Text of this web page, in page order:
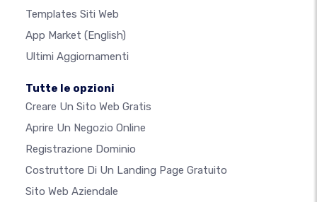
Templates Siti Web
App Market (English)
Ultimi Aggiornamenti
Tutte le opzioni
Creare Un Sito Web Gratis
Aprire Un Negozio Online
Registrazione Dominio
Costruttore Di Un Landing Page Gratuito
Sito Web Aziendale